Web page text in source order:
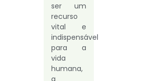
ser um
recurso
vital e
indispensável
para a
vida
humana,
a